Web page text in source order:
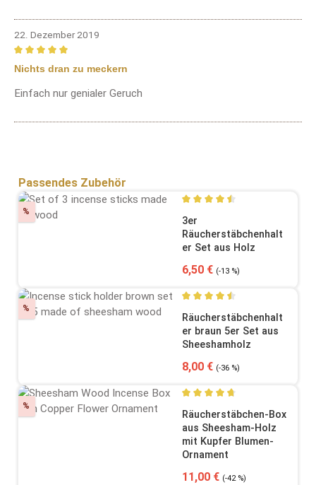
22. Dezember 2019
Bewertung mit 5 von 5 Sternen
Nichts dran zu meckern
Einfach nur genialer Geruch
Produktgalerie überspringen
Passendes Zubehör
% Rabatt Durchschnittliche
3er
Räucherstäbchenhalt
er Set aus Holz
Verkaufspreis:
6,50 € Regulärer Preis:
(-13 %)
% Rabatt Durchschnittliche
Räucherstäbchenhalt
er braun 5er Set aus
Sheeshamholz
Verkaufspreis:
8,00 € Regulärer Preis:
(-36 %)
% Rabatt Durchschnittliche
Räucherstäbchen-Box
aus Sheesham-Holz
mit Kupfer Blumen-
Ornament
Verkaufspreis:
11,00 € Regulärer Preis:
(-42 %)